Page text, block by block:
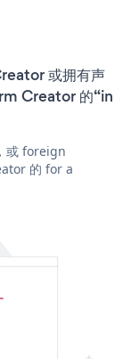
或拥有声
Creator 的“in
或 foreign
的 for a